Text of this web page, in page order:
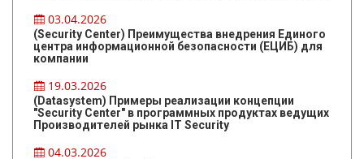
03.04.2026
(Security Center) Преимущества внедрения Единого
центра информационной безопасности (ЕЦИБ) для
компании
19.03.2026
(Datasystem) Примеры реализации концепции
"Security Center" в программных продуктах ведущих
Производителей рынка IT Security
04.03.2026